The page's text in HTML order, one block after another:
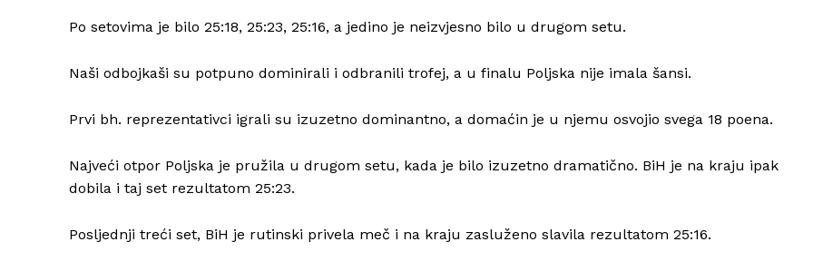
Info
Po setovima je bilo 25:18, 25:23, 25:16, a jedino je neizvjesno bilo u drugom setu.
Naši odbojkaši su potpuno dominirali i odbranili trofej, a u finalu Poljska nije imala šansi.
Prvi bh. reprezentativci igrali su izuzetno dominantno, a domaćin je u njemu osvojio svega 18 poena.
Najveći otpor Poljska je pružila u drugom setu, kada je bilo izuzetno dramatično. BiH je na kraju ipak
dobila i taj set rezultatom 25:23.
Posljednji treći set, BiH je rutinski privela meč i na kraju zasluženo slavila rezultatom 25:16.